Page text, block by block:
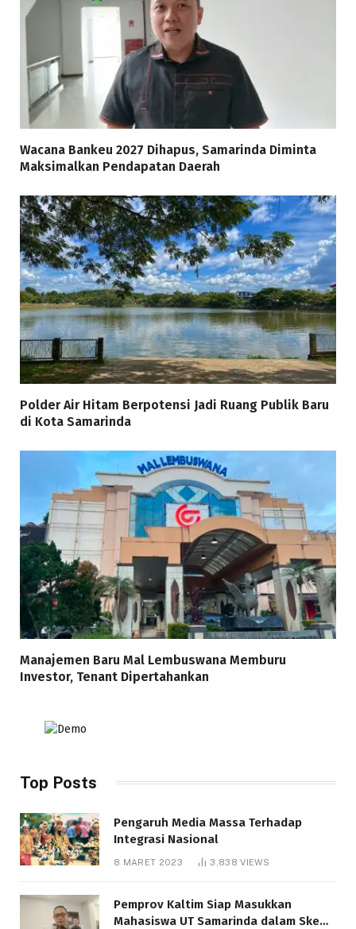
Wacana Bankeu 2027 Dihapus, Samarinda Diminta
Maksimalkan Pendapatan Daerah
Polder Air Hitam Berpotensi Jadi Ruang Publik Baru
di Kota Samarinda
Manajemen Baru Mal Lembuswana Memburu
Investor, Tenant Dipertahankan
Top Posts
Pengaruh Media Massa Terhadap
Integrasi Nasional
8 MARET 2023 3,838VIEWS
Pemprov Kaltim Siap Masukkan
Mahasiswa UT Samarinda dalam Skema